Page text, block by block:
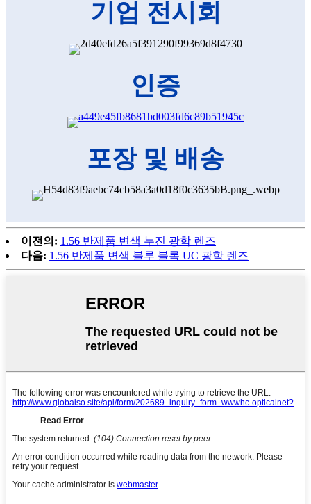
기업 전시회
인증
포장 및 배송
이전의: 1.56 반제품 변색 누진 광학 렌즈
다음: 1.56 반제품 변색 블루 블록 UC 광학 렌즈